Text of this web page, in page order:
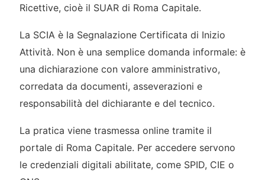
Ricettive, cioè il SUAR di Roma Capitale.
La SCIA è la Segnalazione Certificata di Inizio
Attività. Non è una semplice domanda informale: è
una dichiarazione con valore amministrativo,
corredata da documenti, asseverazioni e
responsabilità del dichiarante e del tecnico.
La pratica viene trasmessa online tramite il
portale di Roma Capitale. Per accedere servono
le credenziali digitali abilitate, come SPID, CIE o